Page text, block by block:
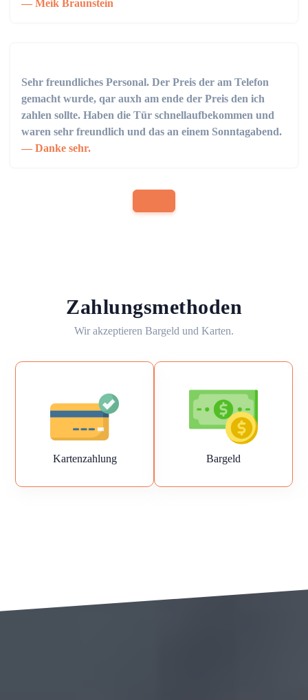
Meik Braunstein
Sehr freundliches Personal. Der Preis der am Telefon
gemacht wurde, qar auxh am ende der Preis den ich
zahlen sollte. Haben die Tür schnellaufbekommen und
waren sehr freundlich und das an einem Sonntagabend.
Danke sehr.
Zahlungsmethoden
Wir akzeptieren Bargeld und Karten.
Kartenzahlung Bargeld